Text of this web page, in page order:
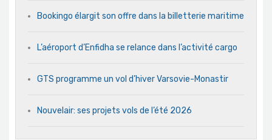
Bookingo élargit son offre dans la billetterie maritime
L’aéroport d’Enfidha se relance dans l’activité cargo
GTS programme un vol d’hiver Varsovie-Monastir
Nouvelair: ses projets vols de l’été 2026